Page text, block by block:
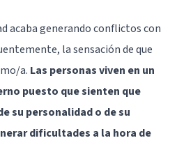
acaba generando conflictos con
la sensación de que
a. Las personas viven en un
puesto que sienten que
su personalidad o de su
dificultades a la hora de